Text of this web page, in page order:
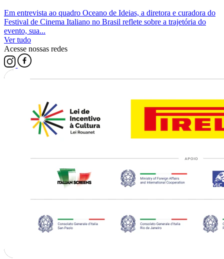
Em entrevista ao quadro Oceano de Ideias, a diretora e curadora do
Festival de Cinema Italiano no Brasil reflete sobre a trajetória do
evento, sua...
Ver tudo
Acesse nossas redes